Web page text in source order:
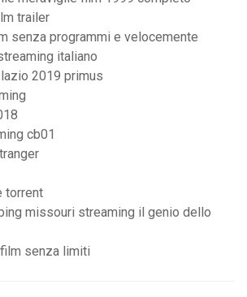
trailer
senza programmi e velocemente
italiano
2019 primus
cb01
torrent
missouri streaming il genio dello
senza limiti